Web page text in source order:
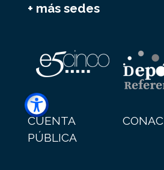
+ más sedes
CUENTA
PÚBLICA
CONAC